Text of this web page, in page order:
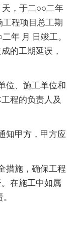
天，于二○○二年
工程项目总工期
年 月 日竣工。
的工期延误，
位、施工单位和
程的负责人及
知甲方，甲方应
措施，确保工程
在施工中如属